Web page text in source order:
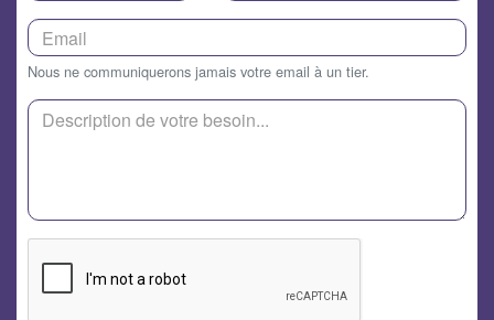
Nous ne communiquerons jamais votre email à un tier.